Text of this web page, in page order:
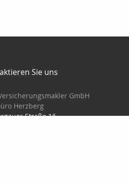
Sie uns
GmbH
Herzberg
Straße 16